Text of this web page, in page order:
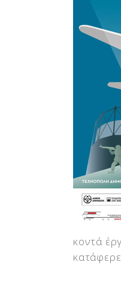
κοντά